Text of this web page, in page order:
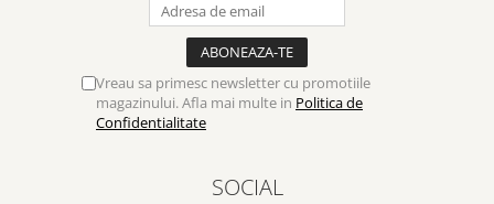
Vreau sa primesc newsletter cu promotiile
magazinului. Afla mai multe in Politica de
Confidentialitate
SOCIAL